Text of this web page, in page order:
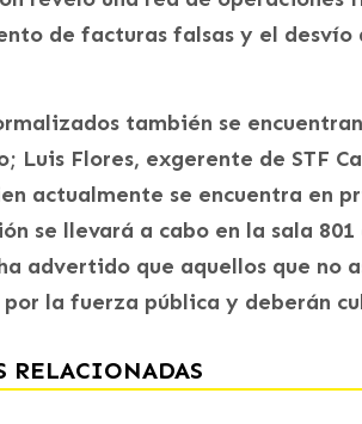
de facturas falsas y el desvío
también se
Luis Flores, exgerente de STF
actualmente se encuentra en
se llevará a cabo en la sala
advertido que aquellos que no
por la fuerza pública y deberán
RELACIONADAS